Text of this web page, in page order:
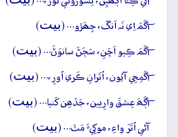
آگَمَ اِي نَہ اَنگَ، جِھَڙو… (بيت)
آگَمَ ڪِيو اَچَنِ، سَڄَڻَ سانوَڻَ… (بيت)
آگَمِجِي آيُون، اُتَرانِ ڪَري اُورِ،… (بيت)
آڳَھَ عِشقَ وارِيين، جَڏھِن کَنيا… (بيت)
آڻي اُتَرَ واءِ، موکِيءَ مَٽَ… (بيت)